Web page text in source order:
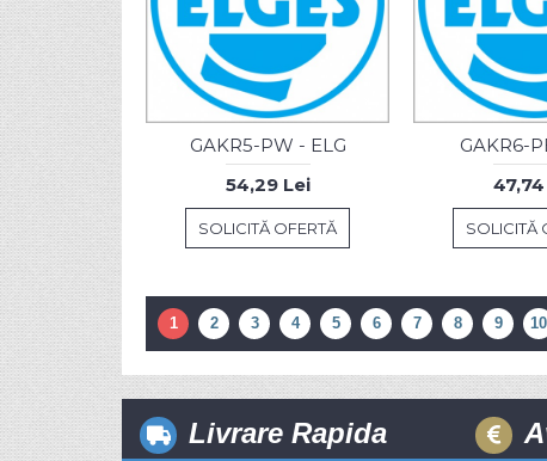
GAKR5-PW - ELG
54,29 Lei
SOLICITĂ OFERTĂ
GAKR6-
SOLICITĂ
1 2 3 4 5 6 7 8 9 10
Livrare Rapida